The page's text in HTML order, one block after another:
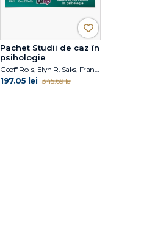
Pachet Studii de caz în
psihologie
197.05 lei 345.69 lei